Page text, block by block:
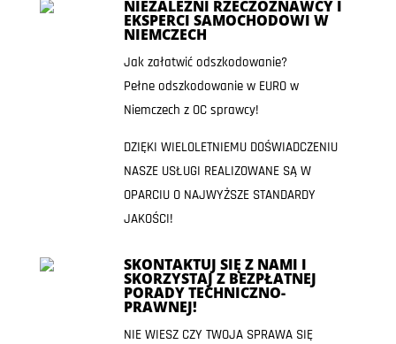
NIEZALEŻNI RZECZOZNAWCY I
EKSPERCI SAMOCHODOWI W
NIEMCZECH
Jak załatwić odszkodowanie?
Pełne odszkodowanie w EURO w
Niemczech z OC sprawcy!
DZIĘKI WIELOLETNIEMU DOŚWIADCZENIU
NASZE USŁUGI REALIZOWANE SĄ W
OPARCIU O NAJWYŻSZE STANDARDY
JAKOŚCI!
SKONTAKTUJ SIĘ Z NAMI I
SKORZYSTAJ Z BEZPŁATNEJ
PORADY TECHNICZNO-
PRAWNEJ!
NIE WIESZ CZY TWOJA SPRAWA SIĘ